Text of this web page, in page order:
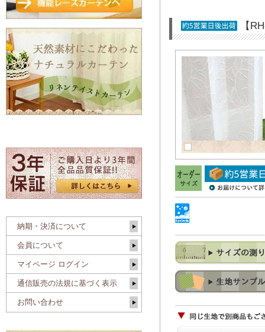
【
納期・決済について
会員について
マイページ ログイン
通信販売の法規に基づく表示
お問い合わせ